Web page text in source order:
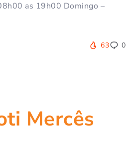
as 19h00 Domingo –
63 0
Mercês